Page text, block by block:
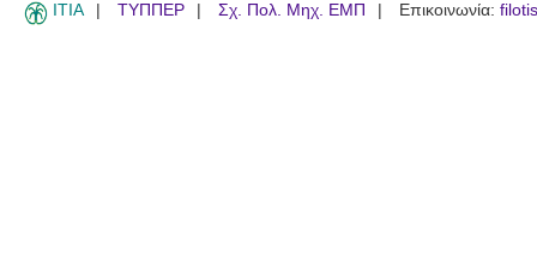
ITIA ΤΥΠΠΕΡ Σχ. Πολ. Μηχ. ΕΜΠ Επικοινωνία: